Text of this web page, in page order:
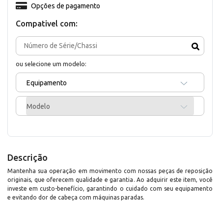
Compativel com:
ou selecione um modelo:
Equipamento
Modelo
Opções de pagamento
Descrição
Mantenha sua operação em movimento com nossas peças de reposição
originais, que oferecem qualidade e garantia. Ao adquirir este item, você
investe em custo-benefício, garantindo o cuidado com seu equipamento
e evitando dor de cabeça com máquinas paradas.